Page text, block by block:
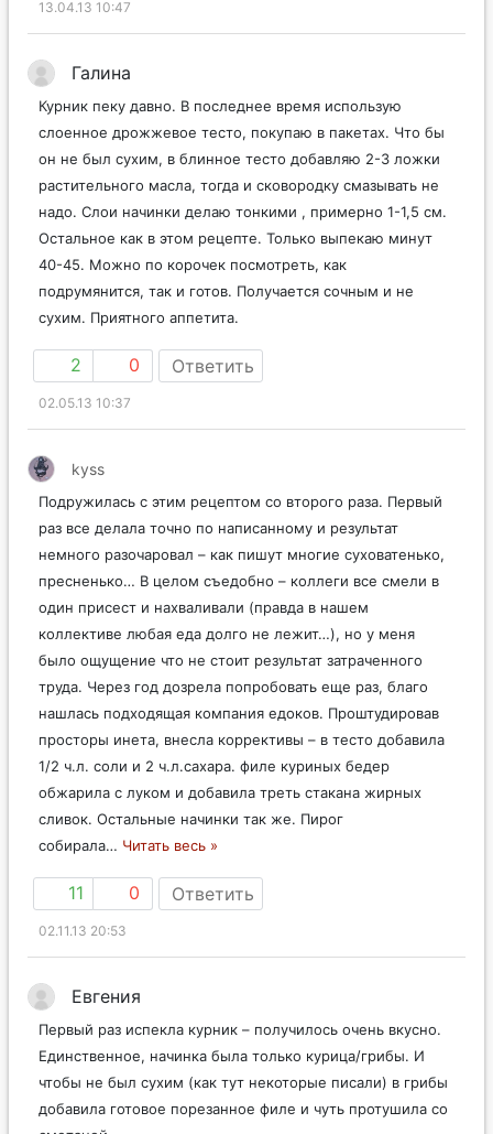
13.04.13 10:47
Галина
Курник пеку давно. В последнее время использую
слоенное дрожжевое тесто, покупаю в пакетах. Что бы
он не был сухим, в блинное тесто добавляю 2-3 ложки
растительного масла, тогда и сковородку смазывать не
надо. Слои начинки делаю тонкими , примерно 1-1,5 см.
Остальное как в этом рецепте. Только выпекаю минут
40-45. Можно по корочек посмотреть, как
подрумянится, так и готов. Получается сочным и не
сухим. Приятного аппетита.
2 0 Ответить
02.05.13 10:37
kyss
Подружилась с этим рецептом со второго раза. Первый
раз все делала точно по написанному и результат
немного разочаровал – как пишут многие суховатенько,
пресненько… В целом съедобно – коллеги все смели в
один присест и нахваливали (правда в нашем
коллективе любая еда долго не лежит…), но у меня
было ощущение что не стоит результат затраченного
труда. Через год дозрела попробовать еще раз, благо
нашлась подходящая компания едоков. Проштудировав
просторы инета, внесла коррективы – в тесто добавила
1/2 ч.л. соли и 2 ч.л.сахара. филе куриных бедер
обжарила с луком и добавила треть стакана жирных
сливок. Остальные начинки так же. Пирог
собирала… Читать весь »
11 0 Ответить
02.11.13 20:53
Евгения
Первый раз испекла курник – получилось очень вкусно.
Единственное, начинка была только курица/грибы. И
чтобы не был сухим (как тут некоторые писали) в грибы
добавила готовое порезанное филе и чуть протушила со